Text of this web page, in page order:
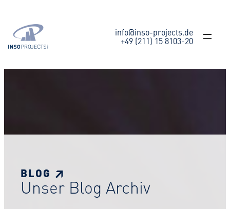
springen
info@inso-projects.de
+49 (211) 15 8103-20
BLOG ↗
Unser Blog Archiv